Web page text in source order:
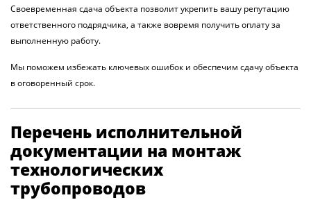
Своевременная сдача объекта позволит укрепить вашу репутацию
ответственного подрядчика, а также вовремя получить оплату за
выполненную работу.
Мы поможем избежать ключевых ошибок и обеспечим сдачу объекта
в оговоренный срок.
Перечень исполнительной
документации на монтаж
технологических
трубопроводов